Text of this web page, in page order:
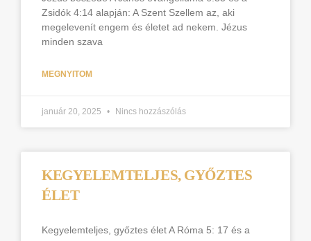
Zsidók 4:14 alapján: A Szent Szellem az, aki
megelevenít engem és életet ad nekem. Jézus
minden szava
MEGNYITOM
január 20, 2025 Nincs hozzászólás
KEGYELEMTELJES, GYŐZTES
ÉLET
Kegyelemteljes, győztes élet A Róma 5: 17 és a